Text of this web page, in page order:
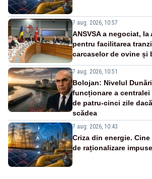
7 aug. 2026, 10:57
ANSVSA a negociat,
pentru facilitarea
carcaselor de ovine și
7 aug. 2026, 10:51
Bolojan: Nivelul
funcționare a centralei
de patru-cinci zile
scădea
7 aug. 2026, 10:43
Criza din energie.
de raționalizare